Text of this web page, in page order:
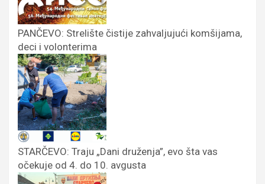
PANČEVO: Strelište čistije zahvaljujući komšijama,
deci i volonterima
STARČEVO: Traju „Dani druženja”, evo šta vas
očekuje od 4. do 10. avgusta